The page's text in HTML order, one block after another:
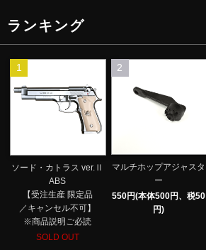
ランキング
1
ソード・カトラス ver.Ⅱ
ABS
【受注生産 限定品
／キャンセル不可】
※商品説明ご必読
SOLD OUT
2
マルチホップアジャスタ
ー
550円(本体500円、税50
円)